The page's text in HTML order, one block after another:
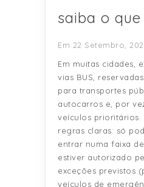
saiba o
Em 22 Setembro,
Em muitas cidades,
vias BUS,
para transportes
autocarros e, por
veículos prioritários.
regras claras: só
entrar numa faixa
estiver autorizado
exceções previstos
veículos de